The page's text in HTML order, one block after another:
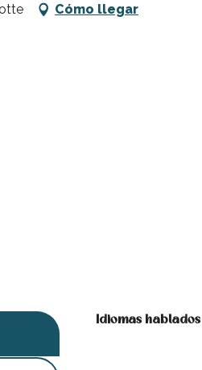
Cómo llegar
Idiomas hablados
Idiomas hablados